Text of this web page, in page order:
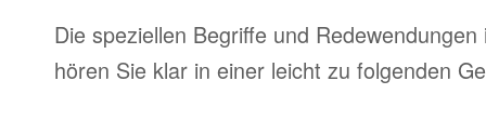
Die speziellen Begriffe und
hören Sie klar in einer leicht zu folgenden